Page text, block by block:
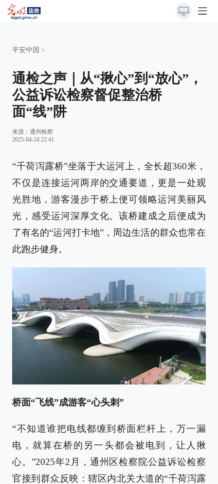
平安中国 >
通检之声｜从“揪心”到“放心”，
公益诉讼检察督促整治桥
面“线”阱
来源： 通州检察
2025-04-24 22:41
“千荷泻露桥”坐落于大运河上，全长超360米，
不仅是连接运河两岸的交通要道，更是一处观
光胜地，游客漫步于桥上便可领略运河美丽风
光，感受运河深厚文化。该桥建成之后便成为
了有名的“运河打卡地”，周边生活的群众也常在
此跑步健身。
桥面“飞线”成游客“心头刺”
“不知道谁把电线都缠到桥面栏杆上，万一漏
电，就算在桥的另一头都会被电到，让人揪
心。”2025年2月，通州区检察院公益诉讼检察
官接到群众反映：辖区内北关大道的“千荷泻露